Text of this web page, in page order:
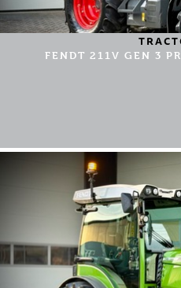
FENDT 211V GEN 3